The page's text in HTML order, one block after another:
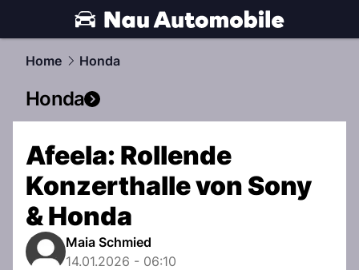
automobile.NAU.ch
Home Honda
Honda
Afeela: Rollende
Konzerthalle von Sony
& Honda
Maia Schmied
14.01.2026 - 06:10